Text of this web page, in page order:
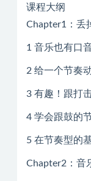
课程大纲
Chapter1：丢
1 音乐也有口
2 给一个节奏
3 有趣！跟打
4 学会跟鼓的
5 在节奏型的
Chapter2：音